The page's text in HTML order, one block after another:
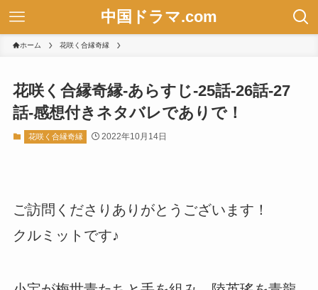
中国ドラマ.com
ホーム 花咲く合縁奇縁
花咲く合縁奇縁-あらすじ-25話-26話-27
話-感想付きネタバレでありで！
花咲く合縁奇縁 2022年10月14日
ご訪問くださりありがとうございます！
クルミットです♪